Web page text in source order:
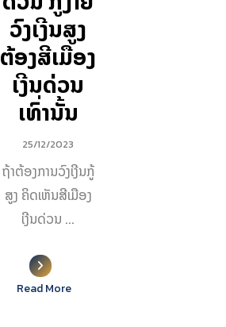
ວົງເງີນສູງ
ຕ້ອງສີເມືອງ
ເງີນດ່ວນ
ເທົ່ານັ້ນ
25/12/2023
ຖ້າຕ້ອງການວົງເງີນກູ້
ສູງ ຄິດເຫັນສີເມືອງ
ເງີນດ່ວນ ...
Read More